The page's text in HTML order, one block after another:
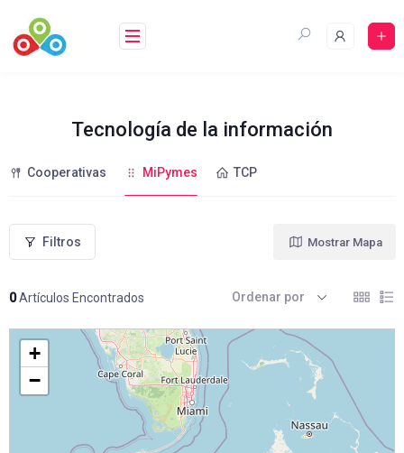
contenido
Tecnología de la información
Cooperativas MiPymes TCP
Filtros
0Artículos Encontrados
Mostrar Mapa
Ordenar por
+
−